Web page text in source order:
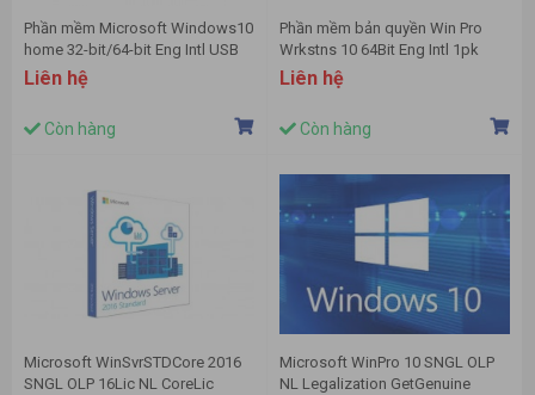
Phần mềm Microsoft Windows10
home 32-bit/64-bit Eng Intl USB
RS (HAJ-00055)
Liên hệ
Còn hàng
Phần mềm bản quyền Win Pro
Wrkstns 10 64Bit Eng Intl 1pk
DSP OEI DVD( HZV-00055)
Liên hệ
Còn hàng
Microsoft WinSvrSTDCore 2016
SNGL OLP 16Lic NL CoreLic
Microsoft WinPro 10 SNGL OLP
NL Legalization GetGenuine